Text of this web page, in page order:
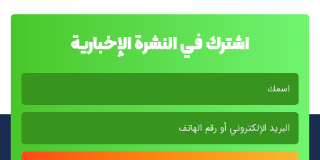
اشترك في النشرة الإخبارية